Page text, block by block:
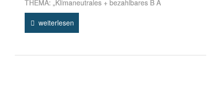
THEMA: „Klimaneutrales + bezahlbares B A
weiterlesen